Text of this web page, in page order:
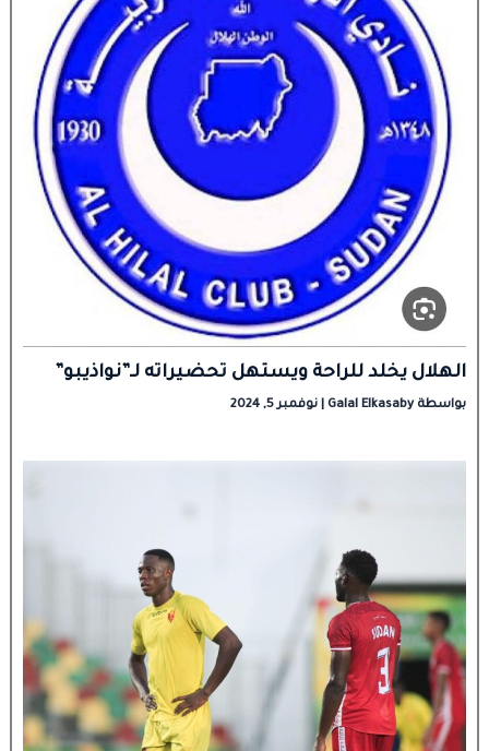
الهلال يخلد للراحة ويستهل تحضيراته لـ”نواذيبو”
بواسطة Galal Elkasaby نوفمبر 5, 2024